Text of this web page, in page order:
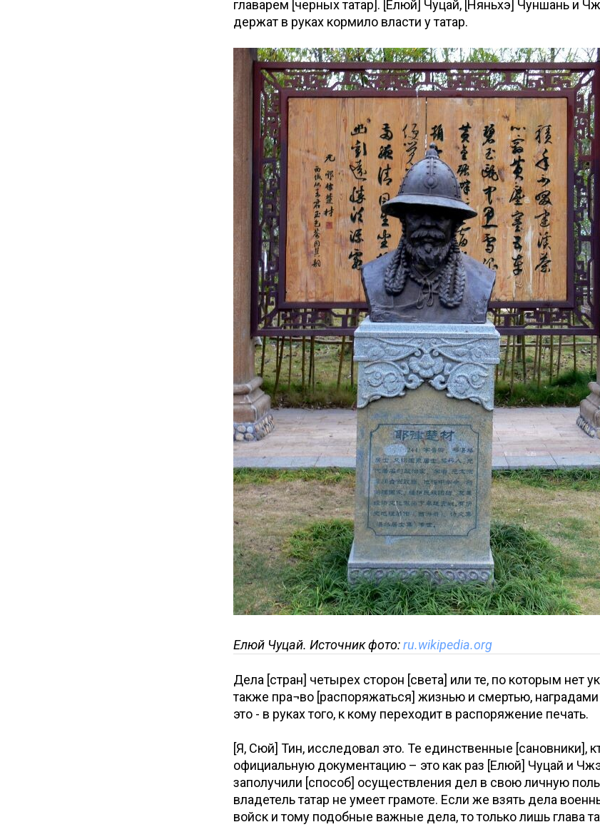
главарем [черных татар]. [Елюй] Чуцай, [Няньхэ] Чуншань и
держат в руках кормило власти у татар.
Елюй Чуцай. Источник фото:ru.wikipedia.org
Дела [стран] четырех сторон [света] или те, по которым нет
также пра¬во [распоряжаться] жизнью и смертью,
это - в руках того, к кому переходит в распоряжение печать.
[Я, Сюй] Тин, исследовал это. Те единственные [сановники],
официальную документацию – это как раз [Елюй] Чуцай и
заполучили [способ] осуществления дел в свою личную
владетель татар не умеет грамоте. Если же взять дела
войск и тому подобные важные дела, то только лишь глава